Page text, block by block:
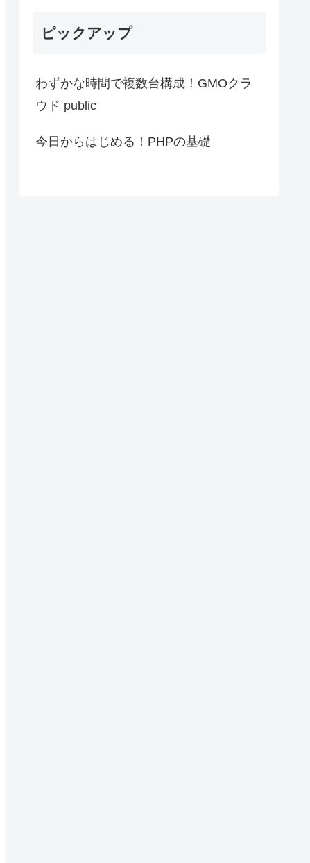
ピックアップ
わずかな時間で複数台構成！GMOクラ
ウド public
今日からはじめる！PHPの基礎